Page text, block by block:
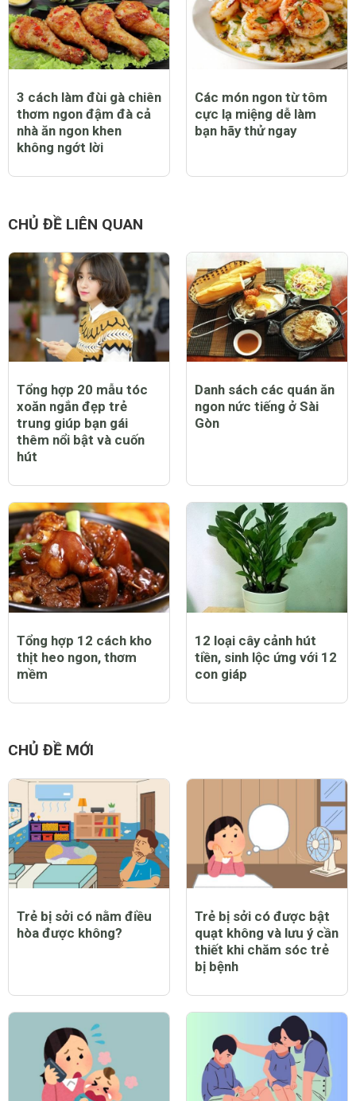
3 cách làm đùi gà chiên
thơm ngon đậm đà cả
nhà ăn ngon khen
không ngớt lời
Các món ngon từ tôm
cực lạ miệng dễ làm
bạn hãy thử ngay
CHỦ ĐỀ LIÊN QUAN
Tổng hợp 20 mẫu tóc
xoăn ngắn đẹp trẻ
trung giúp bạn gái
thêm nổi bật và cuốn
hút
Danh sách các quán ăn
ngon nức tiếng ở Sài
Gòn
Tổng hợp 12 cách kho
thịt heo ngon, thơm
mềm
12 loại cây cảnh hút
tiền, sinh lộc ứng với 12
con giáp
CHỦ ĐỀ MỚI
Trẻ bị sởi có nằm điều
hòa được không?
Trẻ bị sởi có được bật
quạt không và lưu ý cần
thiết khi chăm sóc trẻ
bị bệnh